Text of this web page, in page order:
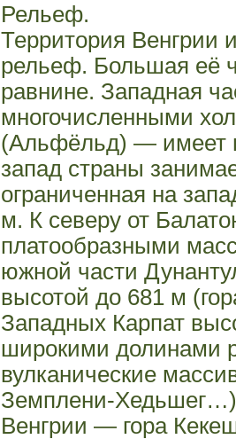
Рельеф.
Территория Венгрии
рельеф. Большая её
равнине. Западная
многочисленными
(Альфёльд) — имеет
запад страны
ограниченная на
м. К северу от
платообразными
южной части
высотой до 681 м
Западных Карпат
широкими долинами
вулканические
Земплени-
Венгрии — гора